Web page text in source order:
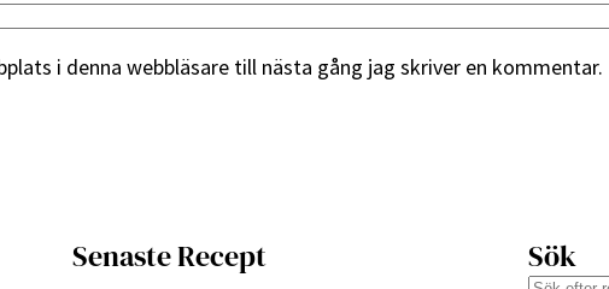
i denna webbläsare till nästa gång jag skriver en kommentar.
Senaste Recept Sök